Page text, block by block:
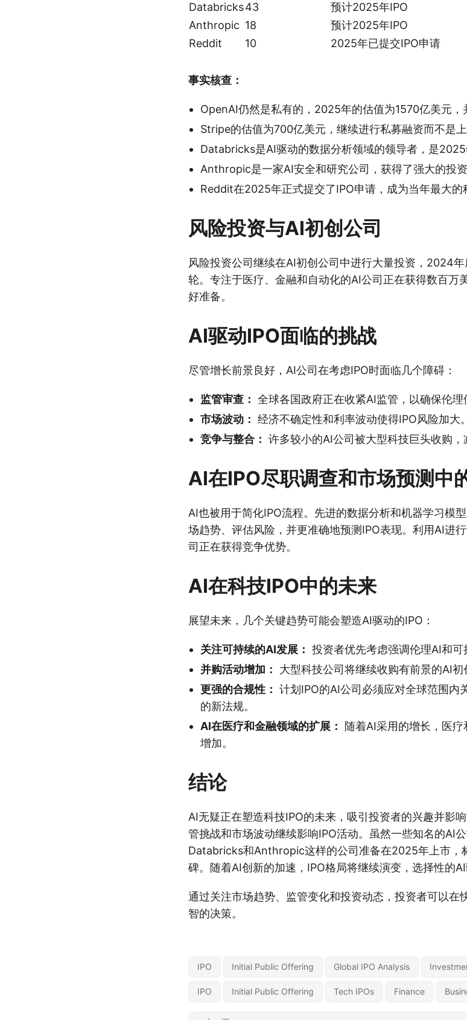
Databricks43
预计2025年IPO
Anthropic 18
预计2025年IPO
Reddit
10 2025年已提交IPO申请
事实核查：
OpenAI仍然是私有的，2025年的估值为1570亿美元，
Stripe的估值为700亿美元，继续进行私募融资而不是上
Databricks是AI驱动的数据分析领域的领导者，是2025
Anthropic是一家AI安全和研究公司，获得了强大的投资
Reddit在2025年正式提交了IPO申请，成为当年最大的
风险投资与AI初创公司
风险投资公司继续在AI初创公司中进行大量投资，2024
轮。专注于医疗、金融和自动化的AI公司正在获得数百万
好准备。
AI驱动IPO面临的挑战
尽管增长前景良好，AI公司在考虑IPO时面临几个障碍：
监管审查： 全球各国政府正在收紧AI监管，以确保伦理
市场波动： 经济不确定性和利率波动使得IPO风险加大。
竞争与整合： 许多较小的AI公司被大型科技巨头收购，
AI在IPO尽职调查和市场预测中
AI也被用于简化IPO流程。先进的数据分析和机器学习模
场趋势、评估风险，并更准确地预测IPO表现。利用AI进
司正在获得竞争优势。
AI在科技IPO中的未来
展望未来，几个关键趋势可能会塑造AI驱动的IPO：
关注可持续的AI发展： 投资者优先考虑强调伦理AI和可
并购活动增加：
大型科技公司将继续收购有前景的AI初
更强的合规性： 计划IPO的AI公司必须应对全球范围内
的新法规。
AI在医疗和金融领域的扩展：
随着AI采用的增长，医
增加。
结论
AI无疑正在塑造科技IPO的未来，吸引投资者的兴趣并影
管挑战和市场波动继续影响IPO活动。虽然一些知名的AI
Databricks和Anthropic这样的公司准备在2025年上市，
碑。随着AI创新的加速，IPO格局将继续演变，选择性的AI
通过关注市场趋势、监管变化和投资动态，投资者可以在
智的决策。
IPO Initial Public Offering Global IPO Analysis
IPO Initial Public Offering Tech IPOs Finance